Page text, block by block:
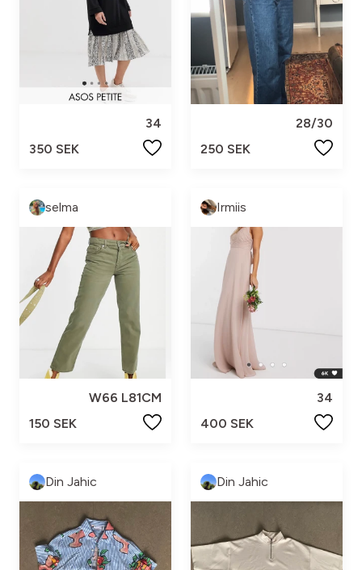
34
350 SEK
28/30
250 SEK
selma
W66 L81CM
150 SEK
Irmiis
34
400 SEK
Din Jahic Din Jahic